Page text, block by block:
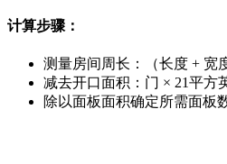
计算步骤：
测量房间周长：（长度 + 宽
减去开口面积：门 × 21平方
除以面板面积确定所需面板